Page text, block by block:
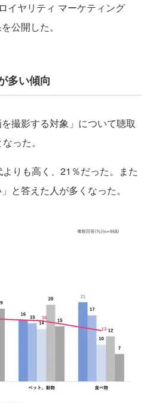
イヤリティ マーケティング
公開した。
多い傾向
撮影する対象」について聴取
った。
りも高く、21％だった。また
と答えた人が多くなった。